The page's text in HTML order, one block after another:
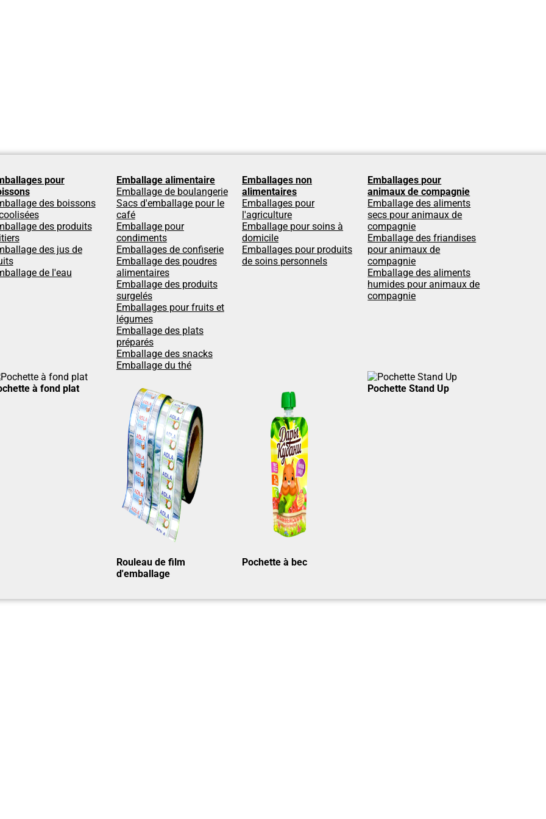
pour
des boissons
des produits
des jus de
de l'eau
Emballage alimentaire
Emballage de boulangerie
Sacs d'emballage pour le
café
Emballage pour
condiments
Emballages de confiserie
Emballage des poudres
alimentaires
Emballage des produits
surgelés
Emballages pour fruits et
légumes
Emballage des plats
préparés
Emballage des snacks
Emballage du thé
Emballages non
alimentaires
Emballages pour
l'agriculture
Emballage pour soins à
domicile
Emballages pour produits
de soins personnels
Emballages pour
animaux de compagnie
Emballage des aliments
secs pour animaux de
compagnie
Emballage des friandises
pour animaux de
compagnie
Emballage des aliments
humides pour animaux de
compagnie
à fond plat
Rouleau de film
d'emballage
Pochette à bec
Pochette Stand Up